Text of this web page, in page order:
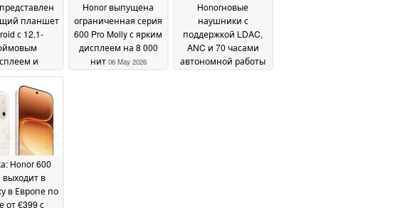
планшет
с 12,1-
и
12 May 2026
Honor выпущена
ограниченная серия
600 Pro Molly с ярким
дисплеем на 8 000
нит 06 May 2026
Honorновые
наушники с
поддержкой LDAC,
ANC и 70 часами
автономной работы
Honor 600
выходит в
в Европе по
от €399 с